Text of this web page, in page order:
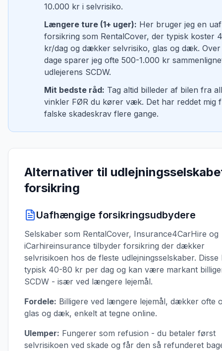
10.000 kr i selvrisiko.
Længere ture (1+ uger): Her bruger jeg en
forsikring som RentalCover, der typisk koster
kr/dag og dækker selvrisiko, glas og dæk. Over
dage sparer jeg ofte 500-1.000 kr
udlejerens SCDW.
Mit bedste råd: Tag altid billeder af bilen fra
vinkler FØR du kører væk. Det har reddet mig
falske skadeskrav flere gange.
Alternativer til
forsikring
Uafhængige forsikringsudbydere
Selskaber som RentalCover, Insurance4CarHire og
iCarhireinsurance tilbyder forsikring der dækker
selvrisikoen hos de fleste udlejningsselskaber. Disse
typisk 40-80 kr per dag og kan være markant
SCDW - især ved længere lejemål.
Fordele: Billigere ved længere lejemål, dækker ofte
glas og dæk, enkelt at tegne online.
Ulemper: Fungerer som refusion - du betaler først
selvrisikoen ved skade og får den så refunderet